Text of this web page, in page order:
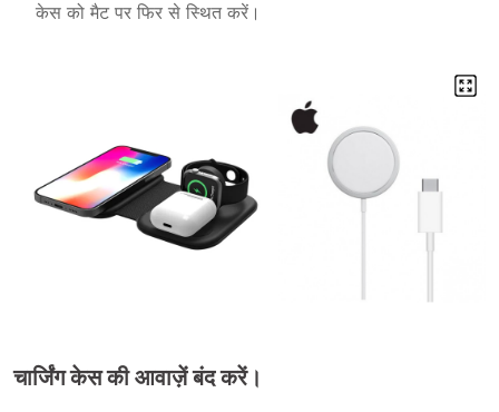
केस को मैट पर फिर से स्थित करें।
चार्जिंग केस की आवाज़ें बंद करें।